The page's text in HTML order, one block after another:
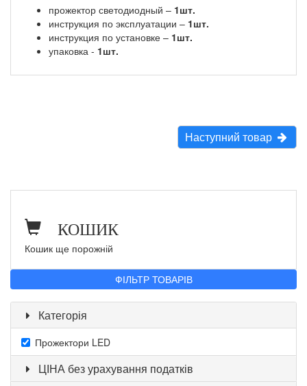
прожектор светодиодный – 1шт.
инструкция по эксплуатации – 1шт.
инструкция по установке – 1шт.
упаковка - 1шт.
Наступний товар
КОШИК
Кошик ще порожній
ФІЛЬТР ТОВАРІВ
Категорія
Прожектори LED
ЦІНА без урахування податків